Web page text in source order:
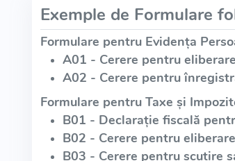
Exemple de Formulare
Formulare pentru Evidența
A01 - Cerere pentru
A02 - Cerere pentru
Formulare pentru Taxe și
B01 - Declarație fiscală
B02 - Cerere pentru
B03 - Cerere pentru scutire